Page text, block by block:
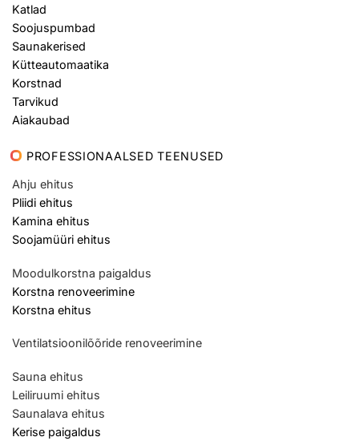
Katlad
Soojuspumbad
Saunakerised
Kütteautomaatika
Korstnad
Tarvikud
Aiakaubad
PROFESSIONAALSED TEENUSED
Ahju ehitus
Pliidi ehitus
Kamina ehitus
Soojamüüri ehitus
Moodulkorstna paigaldus
Korstna renoveerimine
Korstna ehitus
Ventilatsioonilõõride renoveerimine
Sauna ehitus
Leiliruumi ehitus
Saunalava ehitus
Kerise paigaldus